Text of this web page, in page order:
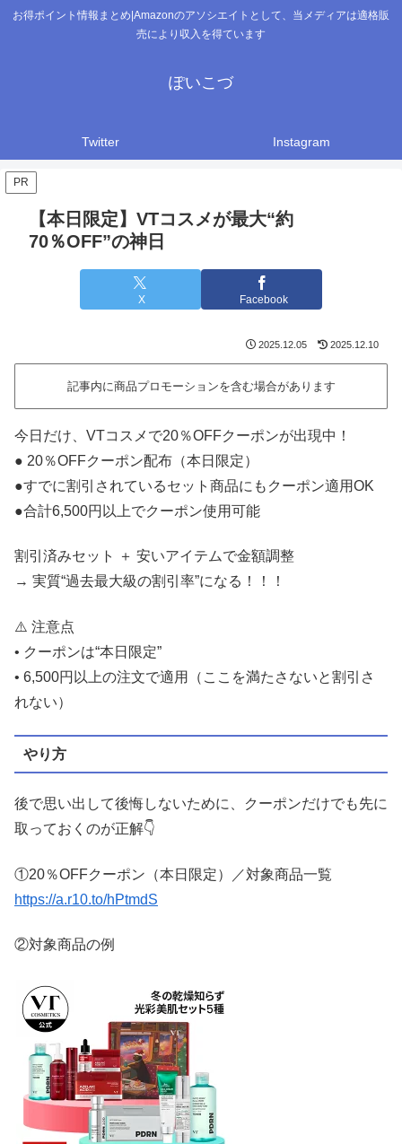
お得ポイント情報まとめ|Amazonのアソシエイトとして、当メディアは適格販
売により収入を得ています
ぽいこづ
Twitter Instagram
PR
【本日限定】VTコスメが最大“約
70％OFF”の神日
X Facebook
2025.12.05 2025.12.10
記事内に商品プロモーションを含む場合があります
今日だけ、VTコスメで20％OFFクーポンが出現中！
● 20％OFFクーポン配布（本日限定）
●すでに割引されているセット商品にもクーポン適用OK
●合計6,500円以上でクーポン使用可能
割引済みセット ＋ 安いアイテムで金額調整
→ 実質“過去最大級の割引率”になる！！！
⚠️ 注意点
• クーポンは“本日限定”
• 6,500円以上の注文で適用（ここを満たさないと割引さ
れない）
やり方
後で思い出して後悔しないために、クーポンだけでも先に
取っておくのが正解👇
①20％OFFクーポン（本日限定）／対象商品一覧
https://a.r10.to/hPtmdS
②対象商品の例